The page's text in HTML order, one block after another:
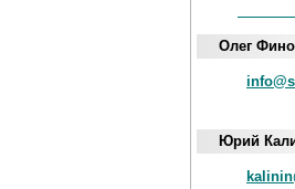
Олег
Юрий